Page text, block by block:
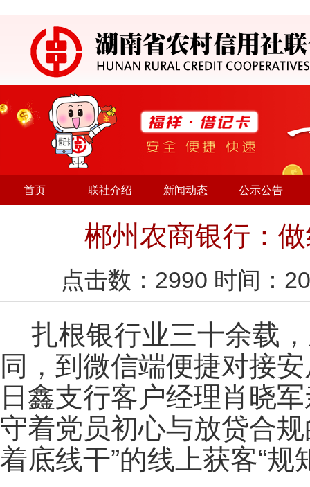
首页 联社介绍 新闻动态 公示公告
郴州农商银行：
点击数： 2990 时间：
扎根银行业三十余载
同，到微信端便捷对接
日鑫支行客户经理肖晓
守着党员初心与放贷合
着底线干”的线上获客“规